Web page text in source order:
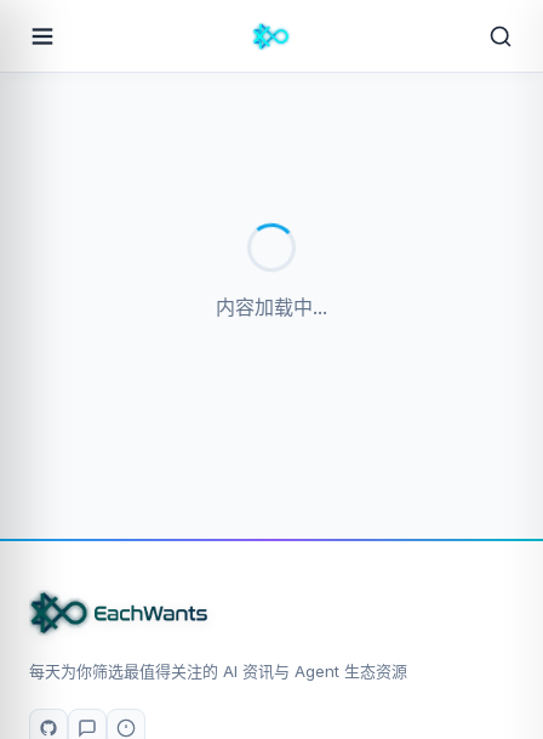
内容加载中...
每天为你筛选最值得关注的 AI 资讯与 Agent 生态资源